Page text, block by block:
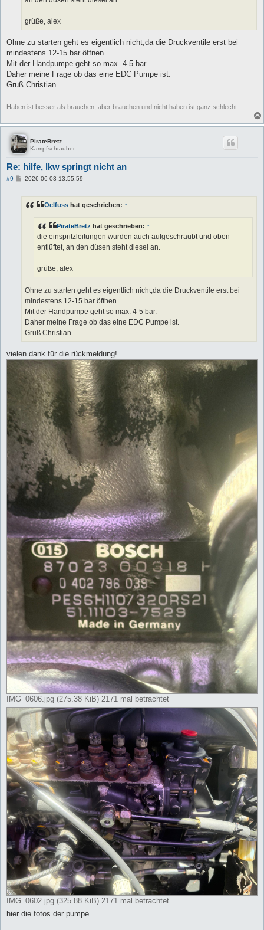
grüße, alex
Ohne zu starten geht es eigentlich nicht,da die Druckventile erst bei
mindestens 12-15 bar öffnen.
Mit der Handpumpe geht so max. 4-5 bar.
Daher meine Frage ob das eine EDC Pumpe ist.
Gruß Christian
Haben ist besser als brauchen, aber brauchen und nicht haben ist ganz schlecht
PirateBretz
Kampfschrauber
Re: hilfe, lkw springt nicht an
#9
B2026-06-03 13:55:59
Oelfuss hat geschrieben: ↑
PirateBretz hat geschrieben: ↑
die einspritzleitungen wurden auch aufgeschraubt und oben
entlüftet, an den düsen steht diesel an.
grüße, alex
Ohne zu starten geht es eigentlich nicht,da die Druckventile erst bei
mindestens 12-15 bar öffnen.
Mit der Handpumpe geht so max. 4-5 bar.
Daher meine Frage ob das eine EDC Pumpe ist.
Gruß Christian
vielen dank für die rückmeldung!
IMG_0606.jpg (275.38 KiB) 2171 mal betrachtet
IMG_0602.jpg (325.88 KiB) 2171 mal betrachtet
hier die fotos der pumpe.